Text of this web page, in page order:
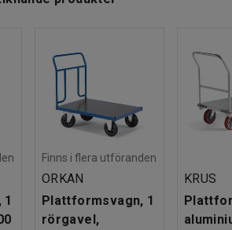
Finns i flera utföranden
ORKAN
Plattformsvagn, 1
rörgavel,
KRUS